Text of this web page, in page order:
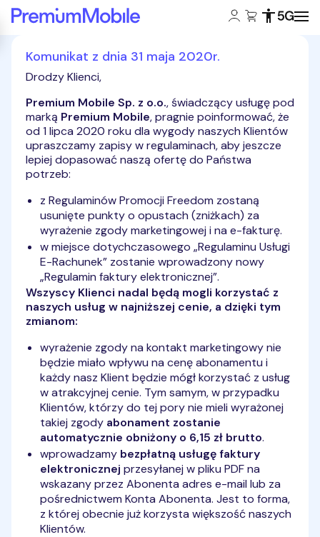
Powróć do strony głównej Konto klienta:
Koszyk:Zasięg
Komunikat z dnia 31 maja 2020r.
Drodzy Klienci,
Premium Mobile Sp. z o.o., świadczący usługę pod
marką Premium Mobile, pragnie poinformować, że
od 1 lipca 2020 roku dla wygody naszych Klientów
upraszczamy zapisy w regulaminach, aby jeszcze
lepiej dopasować naszą ofertę do Państwa
potrzeb:
z Regulaminów Promocji Freedom zostaną
usunięte punkty o opustach (zniżkach) za
wyrażenie zgody marketingowej i na e-fakturę.
w miejsce dotychczasowego „Regulaminu Usługi
E-Rachunek” zostanie wprowadzony nowy
„Regulamin faktury elektronicznej”.
Wszyscy Klienci nadal będą mogli korzystać z
naszych usług w najniższej cenie, a dzięki tym
zmianom:
wyrażenie zgody na kontakt marketingowy nie
będzie miało wpływu na cenę abonamentu i
każdy nasz Klient będzie mógł korzystać z usług
w atrakcyjnej cenie. Tym samym, w przypadku
Klientów, którzy do tej pory nie mieli wyrażonej
takiej zgody abonament zostanie
automatycznie obniżony o 6,15 zł brutto.
wprowadzamy bezpłatną usługę faktury
elektronicznej przesyłanej w pliku PDF na
wskazany przez Abonenta adres e-mail lub za
pośrednictwem Konta Abonenta. Jest to forma,
z której obecnie już korzysta większość naszych
Klientów.